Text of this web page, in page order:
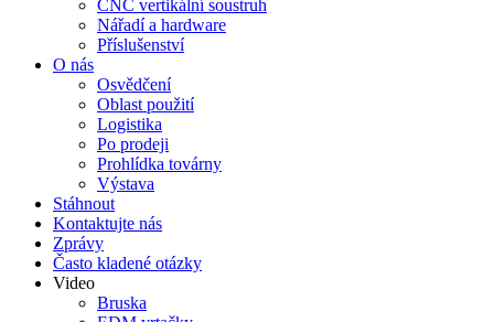
CNC vertikální soustruh
Nářadí a hardware
Příslušenství
O nás
Osvědčení
Oblast použití
Logistika
Po prodeji
Prohlídka továrny
Výstava
Stáhnout
Kontaktujte nás
Zprávy
Často kladené otázky
Video
Bruska